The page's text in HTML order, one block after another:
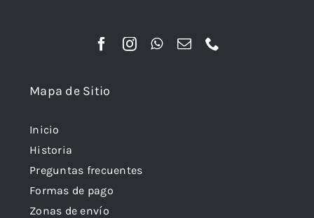
Mapa de Sitio
Inicio
Historia
Preguntas frecuentes
Formas de pago
Zonas de envío